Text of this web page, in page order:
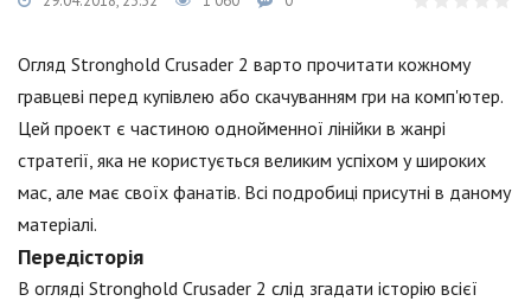
Огляд Stronghold Crusader 2 варто прочитати кожному
гравцеві перед купівлею або скачуванням гри на комп'ютер.
Цей проект є частиною однойменної лінійки в жанрі
стратегії, яка не користується великим успіхом у широких
мас, але має своїх фанатів. Всі подробиці присутні в даному
матеріалі.
Передісторія
В огляді Stronghold Crusader 2 слід згадати історію всієї